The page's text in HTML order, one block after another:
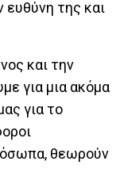
ευθύνη της και
και την
για μια ακόμα
για το
θεωρούν